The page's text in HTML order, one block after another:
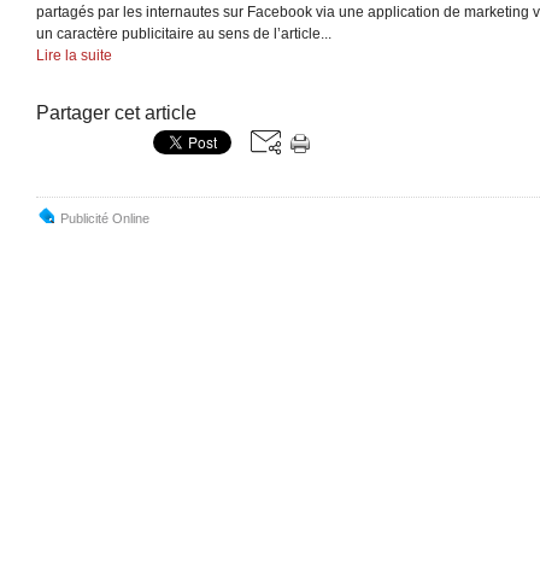
partagés par les internautes sur Facebook via une application de marketing
un caractère publicitaire au sens de l’article...
Lire la suite
Partager cet article
Publicité Online